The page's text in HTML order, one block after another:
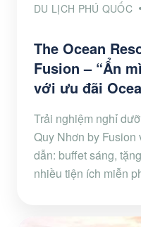
DU LỊCH PHÚ QUỐC
The Ocean
Fusion – “Ẩn
với ưu đãi
Trải nghiệm nghỉ
Quy Nhơn by
dẫn: buffet sáng,
nhiều tiện ích miễn